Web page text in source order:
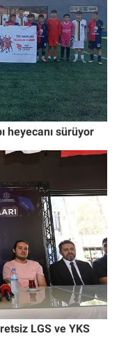
heyecanı sürüyor
LGS ve YKS